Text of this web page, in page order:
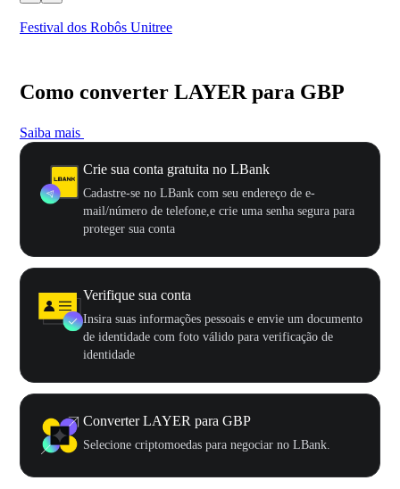
Festival dos Robôs Unitree
Como converter LAYER para GBP
Saiba mais
Crie sua conta gratuita no LBank
Cadastre-se no LBank com seu endereço de e-
mail/número de telefone,e crie uma senha segura para
proteger sua conta
Verifique sua conta
Insira suas informações pessoais e envie um documento
de identidade com foto válido para verificação de
identidade
Converter LAYER para GBP
Selecione criptomoedas para negociar no LBank.